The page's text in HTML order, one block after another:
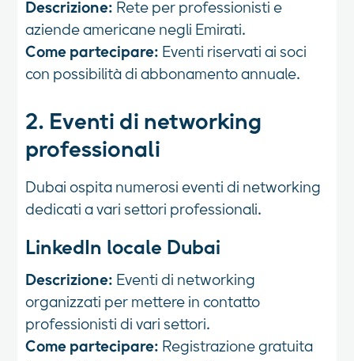
Descrizione: Rete per professionisti e
aziende americane negli Emirati.
Come partecipare: Eventi riservati ai soci
con possibilità di abbonamento annuale.
2. Eventi di networking
professionali
Dubai ospita numerosi eventi di networking
dedicati a vari settori professionali.
LinkedIn locale Dubai
Descrizione: Eventi di networking
organizzati per mettere in contatto
professionisti di vari settori.
Come partecipare: Registrazione gratuita